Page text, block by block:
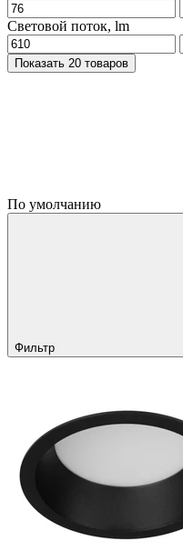
Световой поток, lm
Показать 20 товаров
По умолчанию
Фильтр